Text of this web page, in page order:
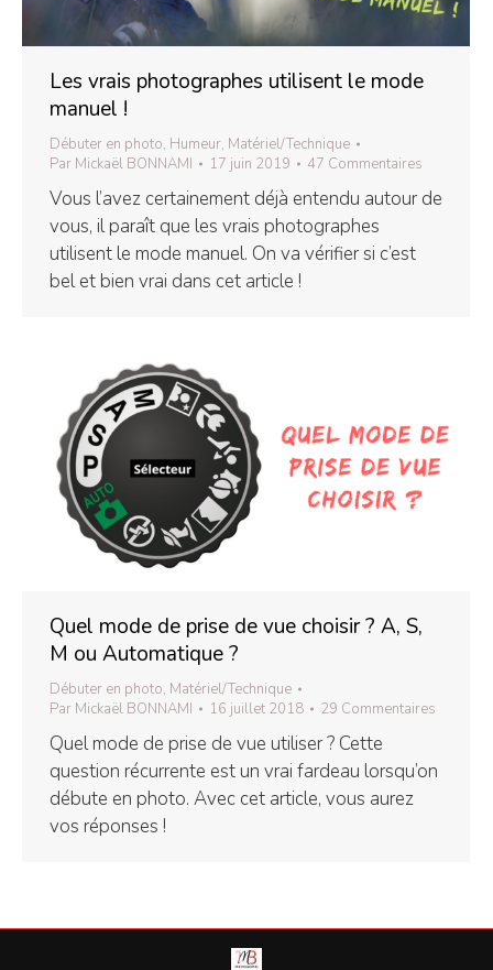
Les vrais photographes utilisent le mode
manuel !
Débuter en photo, Humeur, Matériel/Technique
Par Mickaël BONNAMI 17 juin 2019 47 Commentaires
Vous l’avez certainement déjà entendu autour de
vous, il paraît que les vrais photographes
utilisent le mode manuel. On va vérifier si c’est
bel et bien vrai dans cet article !
Quel mode de prise de vue choisir ? A, S,
M ou Automatique ?
Débuter en photo, Matériel/Technique
Par Mickaël BONNAMI 16 juillet 2018 29 Commentaires
Quel mode de prise de vue utiliser ? Cette
question récurrente est un vrai fardeau lorsqu’on
débute en photo. Avec cet article, vous aurez
vos réponses !